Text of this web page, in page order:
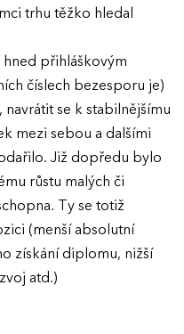
trhu těžko hledal
hned přihláškovým
číslech bezesporu je)
se k stabilnějšímu
mezi sebou a dalšími
Již dopředu bylo
růstu malých či
Ty se totiž
(menší absolutní
získání diplomu, nižší
atd.)